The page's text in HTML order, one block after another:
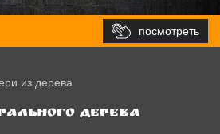
посмотреть
из дерева
дерева